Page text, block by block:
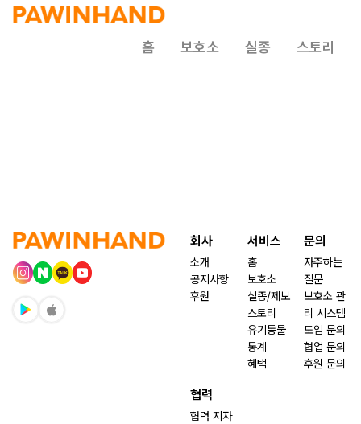
홈 보호소 실종 스토리
회사
소개
공지사항
후원
서비스
홈
보호소
실종/제보
스토리
유기동물
통계
혜택
문의
자주하는
질문
보호소 관
리 시스템
도입 문의
협업 문의
후원 문의
협력
협력 지자